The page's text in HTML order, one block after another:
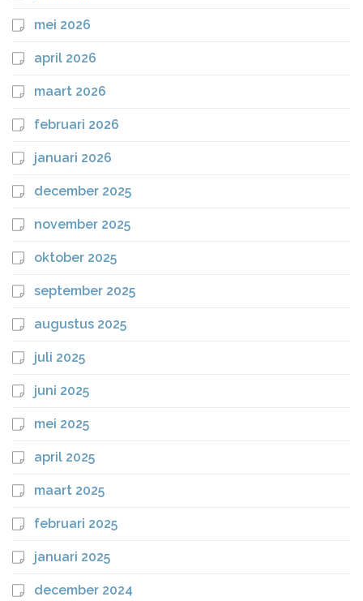
mei 2026
april 2026
maart 2026
februari 2026
januari 2026
december 2025
november 2025
oktober 2025
september 2025
augustus 2025
juli 2025
juni 2025
mei 2025
april 2025
maart 2025
februari 2025
januari 2025
december 2024